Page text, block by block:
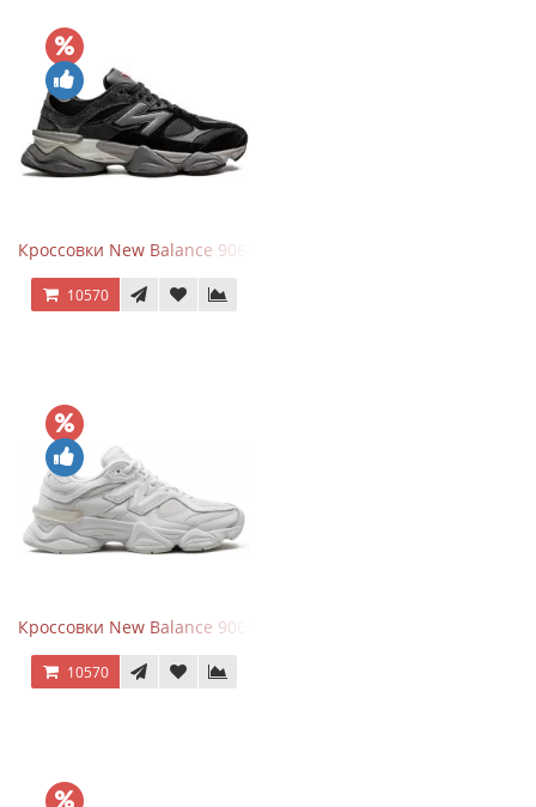
Кроссовки New Balance 9060 Black Castlerock
10570
Кроссовки New Balance 9060 Triple White
10570